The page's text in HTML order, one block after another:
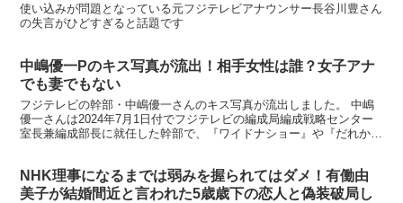
使い込みが問題となっている元フジテレビアナウンサー長谷川豊さん
の失言がひどすぎると話題です
中嶋優一Pのキス写真が流出！相手女性は誰？女子アナ
でも妻でもない
フジテレビの幹部・中嶋優一さんのキス写真が流出しました。 中嶋
優一さんは2024年7月1日付でフジテレビの編成局編成戦略センター
室長兼編成部長に就任した幹部で、『ワイドナショー』や『だれかto
NHK理事になるまでは弱みを握られてはダメ！有働由
美子が結婚間近と言われた5歳歳下の恋人と偽装破局し